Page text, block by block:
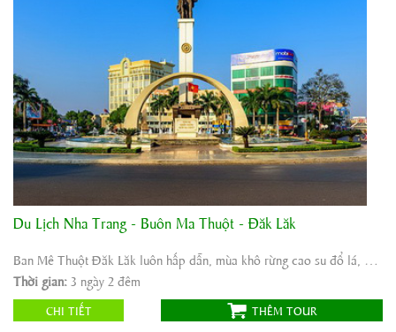
Khởi hành:
Nha Trang
Phương tiện:
ô tô
Giá tour: 1.900.000
Du Lịch Nha Trang - Buôn Ma Thuột - Đăk Lăk
Ban Mê Thuột Đăk Lăk luôn hấp dẫn, mùa khô rừng cao su đổ lá, mùa mưa với tiếng gầm ...
Thời gian:3 ngày 2 đêm
CHI TIẾT THÊM TOUR